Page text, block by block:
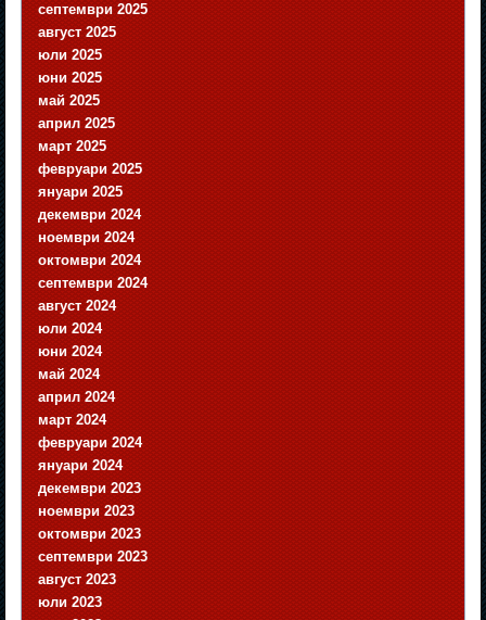
септември 2025
август 2025
юли 2025
юни 2025
май 2025
април 2025
март 2025
февруари 2025
януари 2025
декември 2024
ноември 2024
октомври 2024
септември 2024
август 2024
юли 2024
юни 2024
май 2024
април 2024
март 2024
февруари 2024
януари 2024
декември 2023
ноември 2023
октомври 2023
септември 2023
август 2023
юли 2023